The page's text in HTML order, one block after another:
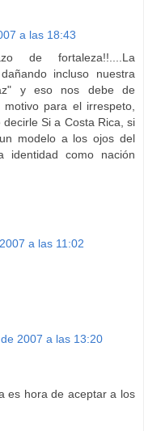
a las 18:43
de fortaleza!!....La
incluso nuestra
y eso nos debe de
para el irrespeto,
Si a Costa Rica, si
modelo a los ojos del
identidad como nación
a las 11:02
2007 a las 13:20
es hora de aceptar a los